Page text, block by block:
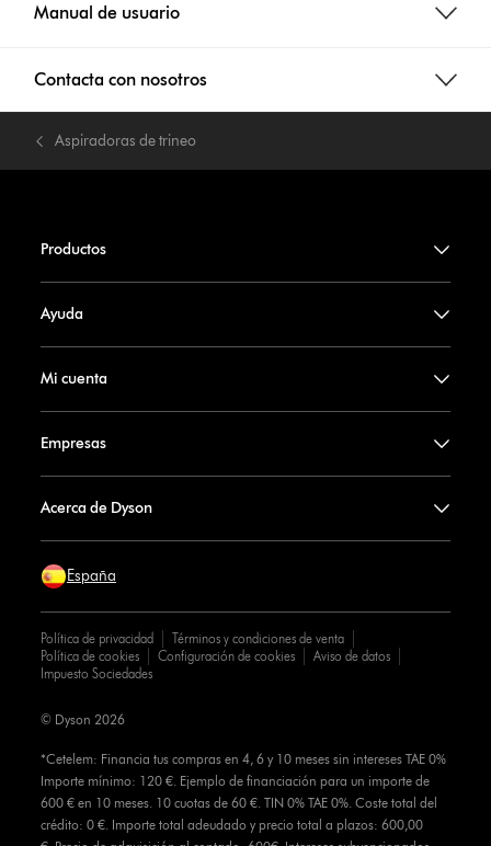
Manual de usuario
Contacta con nosotros
Aspiradoras de trineo
Productos
Ayuda
Mi cuenta
Empresas
Acerca de Dyson
España
Política de privacidad
Términos y condiciones de venta
Política de cookies
Configuración de cookies
Aviso de datos
Impuesto Sociedades
*Cetelem: Financia tus compras en 4, 6 y 10 meses sin intereses TAE 0%
Importe mínimo: 120 €. Ejemplo de financiación para un importe de
600 € en 10 meses. 10 cuotas de 60 €. TIN 0% TAE 0%. Coste total del
crédito: 0 €. Importe total adeudado y precio total a plazos: 600,00
© Dyson 2026